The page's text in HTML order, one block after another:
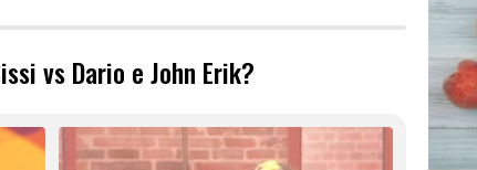
vs Dario e John Erik?